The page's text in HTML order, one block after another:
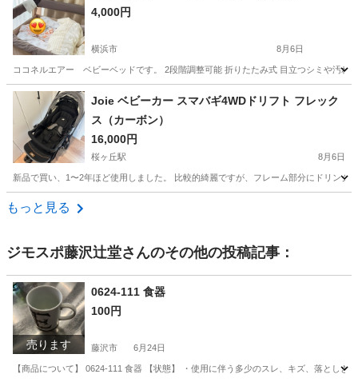
4,000円
横浜市 8月6日
ココネルエアー ベビーベッドです。 2段階調整可能 折りたたみ式 目立つシミや汚れ
神奈川 横浜市 ベビー用品
Joie ベビーカー スマバギ4WDドリフト フレック
ス（カーボン）
16,000円
桜ヶ丘駅 8月6日
新品で買い、1〜2年ほど使用しました。 比較的綺麗ですが、フレーム部分にドリン
神奈川 大和市
もっと見る
ジモスポ藤沢辻堂さんのその他の投稿記事：
売ります
0624-111 食器
100円
藤沢市 6月24日
【商品について】 0624-111 食器 【状態】 ・使用に伴う多少のスレ、キズ、落とし